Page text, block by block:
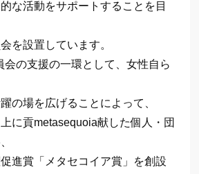
な活動をサポートすることを目
を設置しています。
会の支援の一環として、女性自ら
の場を広げることによって、
に貢metasequoia献した個人・団
進賞「メタセコイア賞」を創設